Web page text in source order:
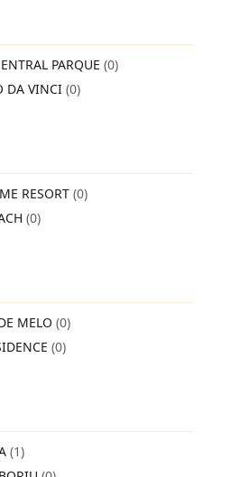
PARQUE (0)
DA VINCI (0)
RESORT (0)
(0)
MELO (0)
(0)
(1)